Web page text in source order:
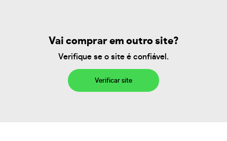
Vai comprar em outro site?
Verifique se o site é confiável.
Verificar site